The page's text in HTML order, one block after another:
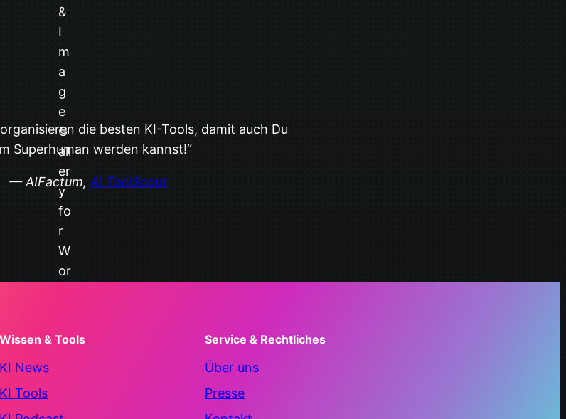
die besten KI-Tools, damit auch Du
Superhuman werden kannst!“
— AIFactum, AI ToolScout
Wissen & Tools
KI News
KI Tools
Service & Rechtliches
Über uns
Presse